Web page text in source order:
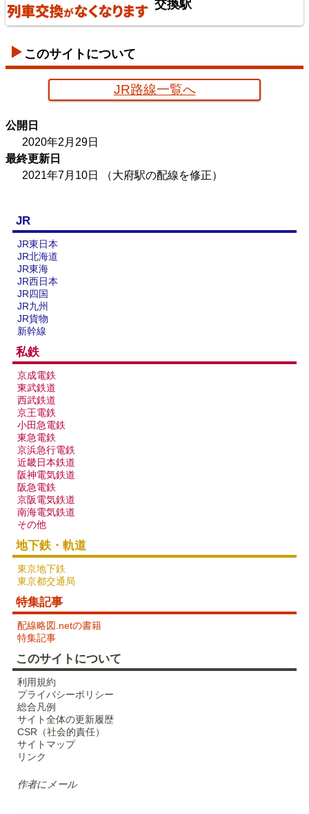
楽天市場 書泉
交換駅
このサイトについて
JR路線一覧へ
公開日
2020年2月29日
最終更新日
2021年7月10日
（大府駅の配線を修正）
JR
JR東日本
JR北海道
JR東海
JR西日本
JR四国
JR九州
JR貨物
新幹線
私鉄
京成電鉄
東武鉄道
西武鉄道
京王電鉄
小田急電鉄
東急電鉄
京浜急行電鉄
近畿日本鉄道
阪神電気鉄道
阪急電鉄
京阪電気鉄道
南海電気鉄道
その他
地下鉄・軌道
東京地下鉄
東京都交通局
特集記事
配線略図.netの書籍
特集記事
このサイトについて
利用規約
プライバシーポリシー
総合凡例
サイト全体の更新履歴
CSR（社会的責任）
サイトマップ
リンク
作者にメール